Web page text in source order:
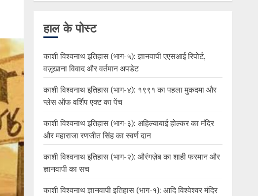
हाल के पोस्ट
काशी विश्वनाथ इतिहास (भाग-५): ज्ञानवापी एएसआई रिपोर्ट,
वज़ूखाना विवाद और वर्तमान अपडेट
काशी विश्वनाथ इतिहास (भाग-४): १९९१ का पहला मुकदमा और
प्लेस ऑफ वर्शिप एक्ट का पेंच
काशी विश्वनाथ इतिहास (भाग-३): अहिल्याबाई होल्कर का मंदिर
और महाराजा रणजीत सिंह का स्वर्ण दान
काशी विश्वनाथ इतिहास (भाग-२): औरंगज़ेब का शाही फरमान और
ज्ञानवापी का सच
काशी विश्वनाथ ज्ञानवापी इतिहास (भाग-१): आदि विश्वेश्वर मंदिर